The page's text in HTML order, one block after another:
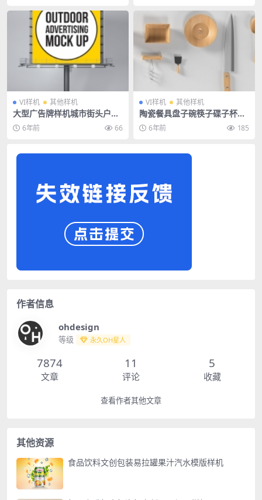
VI样机 其他样机
大型广告牌样机城市街头户外
墙面广告场景展示PSD智能贴
图素材
6年前 66
VI样机 其他样机
陶瓷餐具盘子碗筷子碟子杯子
餐厅餐饮酒店饭店样机
6年前 185
作者信息
ohdesign
等级 永久OH星人
7874
文章
11
评论
5
收藏
查看作者其他文章
其他资源
食品饮料文创包装易拉罐果汁汽水模版样机